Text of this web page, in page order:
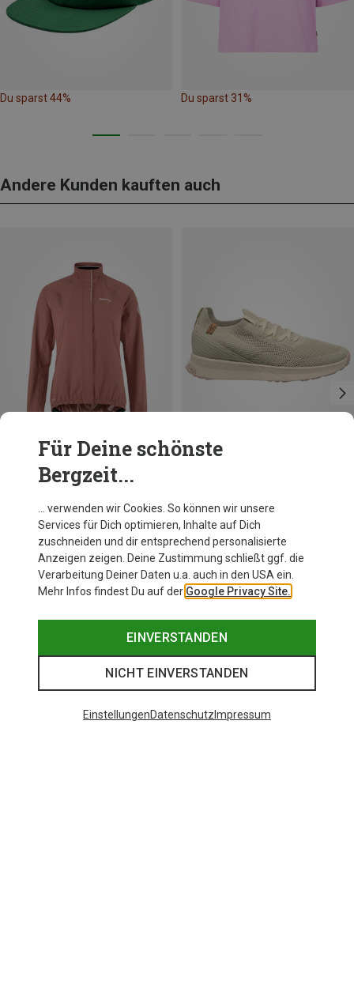
Du sparst 44% Du sparst 31%
Andere Kunden kauften auch
Du sparst 24%
Für Deine schönste
Bergzeit...
… verwenden wir Cookies. So können wir unsere
Services für Dich optimieren, Inhalte auf Dich
zuschneiden und dir entsprechend personalisierte
Anzeigen zeigen. Deine Zustimmung schließt ggf. die
Verarbeitung Deiner Daten u.a. auch in den USA ein.
Mehr Infos findest Du auf der Google Privacy Site.
EINVERSTANDEN
NICHT EINVERSTANDEN
EinstellungenDatenschutz Impressum